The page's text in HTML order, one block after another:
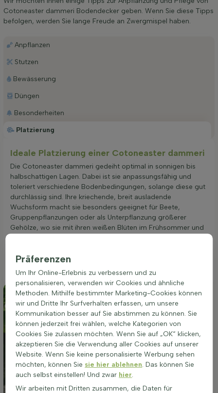
Cotoneaster dammeri Bodendecker geben. Wenn Sie diese Tipps
befolgen, werden Sie lange Freude an Zwergmispel haben.
Platzierung
Anpflanzen
Stutzen
Bewässerung
Düngen
Besonderheiten
Ideale Platzierung einer Cotoneaster dammeri
Die Cotoneaster dammeri gedeiht optimal in sonnigen bis
halbschattigen Lagen. Dabei ist sie anpassungsfähig und
toleriert verschiedene Bodenbedingungen, solange diese gut
durchlässig sind. Ihre kriechende, breit ausladende
Wuchsform macht sie besonders geeignet für Beete,
Gruppenpflanzungen oder als Unterpflanzung größerer
Gehölze, wo sie mit ihren weißen Blüten im Frühsommer und
darauf geachtet werden, dass der Standort nicht zu dunkel
ist, um die volle Schönheit der Pflanze zu gewährleisten.
Präferenzen
Um Ihr Online-Erlebnis zu verbessern und zu
personalisieren, verwenden wir Cookies und ähnliche
Methoden. Mithilfe bestimmter Marketing-Cookies können
wir und Dritte Ihr Surfverhalten erfassen, um unsere
Kommunikation besser auf Sie abstimmen zu können. Sie
können jederzeit frei wählen, welche Kategorien von
Cookies Sie zulassen möchten. Wenn Sie auf „OK“ klicken,
akzeptieren Sie die Verwendung aller Cookies auf unserer
Website. Wenn Sie keine personalisierte Werbung sehen
möchten, können Sie sie hier ablehnen. Das können Sie
auch selbst einstellen! Und zwar hier.
Wir arbeiten mit Dritten zusammen, die Daten für